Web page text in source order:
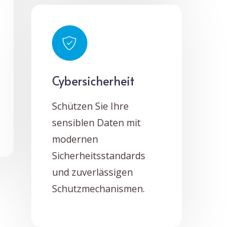
Cybersicherheit
Schützen Sie Ihre
sensiblen Daten mit
modernen
Sicherheitsstandards
und zuverlässigen
Schutzmechanismen.